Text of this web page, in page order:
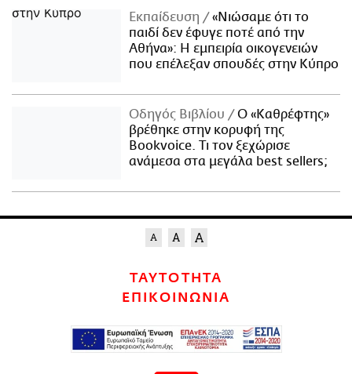
Εκπαίδευση
«Νιώσαμε ότι το
παιδί δεν έφυγε ποτέ από την
Αθήνα»: Η εμπειρία οικογενειών
που επέλεξαν σπουδές στην Κύπρο
Οδηγός Βιβλίου
Ο «Καθρέφτης»
βρέθηκε στην κορυφή της
Bookvoice. Τι τον ξεχώρισε
ανάμεσα στα μεγάλα best sellers;
ΤΑΥΤΟΤΗΤΑ
ΕΠΙΚΟΙΝΩΝΙΑ